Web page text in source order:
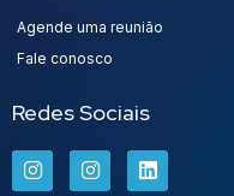
Agende uma reunião
Fale conosco
Redes Sociais